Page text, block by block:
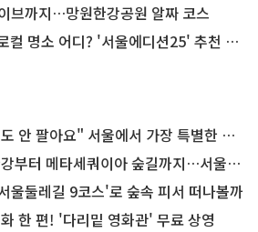
브까지…망원한강공원 알짜 코스
명소 어디? '서울에디션25' 추천 코스
아요" 서울에서 가장 특별한 편의점의 정체
메타세쿼이아 숲길까지…서울둘레길 15코스
울둘레길 9코스'로 숲속 피서 떠나볼까
한 편! '다리밑 영화관' 무료 상영